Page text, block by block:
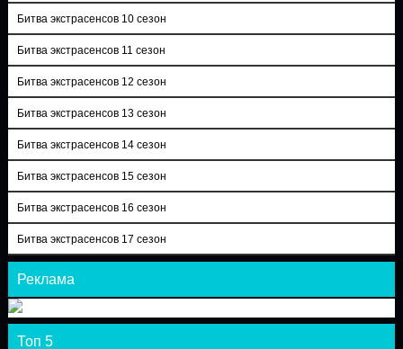
Битва экстрасенсов 10 сезон
Битва экстрасенсов 11 сезон
Битва экстрасенсов 12 сезон
Битва экстрасенсов 13 сезон
Битва экстрасенсов 14 сезон
Битва экстрасенсов 15 сезон
Битва экстрасенсов 16 сезон
Битва экстрасенсов 17 сезон
Реклама
Топ 5